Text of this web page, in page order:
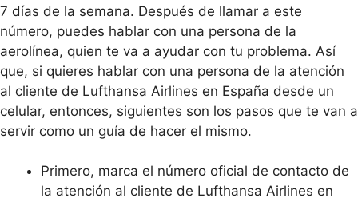
7 días de la semana. Después de llamar a este
número, puedes hablar con una persona de la
aerolínea, quien te va a ayudar con tu problema. Así
que, si quieres hablar con una persona de la atención
al cliente de Lufthansa Airlines en España desde un
celular, entonces, siguientes son los pasos que te van a
servir como un guía de hacer el mismo.
Primero, marca el número oficial de contacto de
la atención al cliente de Lufthansa Airlines en